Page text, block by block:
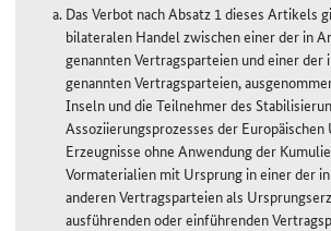
Das Verbot nach Absatz 1 dieses Artikels
bilateralen Handel zwischen einer der in
genannten Vertragsparteien und einer der
genannten Vertragsparteien,
Inseln und die Teilnehmer des
Assoziierungsprozesses der Europäischen
Erzeugnisse ohne Anwendung der
Vormaterialien mit Ursprung in einer der
anderen Vertragsparteien als
ausführenden oder einführenden